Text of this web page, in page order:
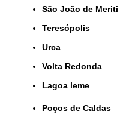
São João de Meriti
Teresópolis
Urca
Volta Redonda
lagoa leme
Poços de Caldas